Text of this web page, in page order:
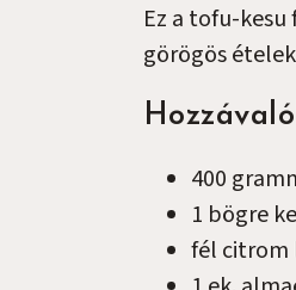
Ez a tofu-
görögös
400
1 bögre
fél citrom